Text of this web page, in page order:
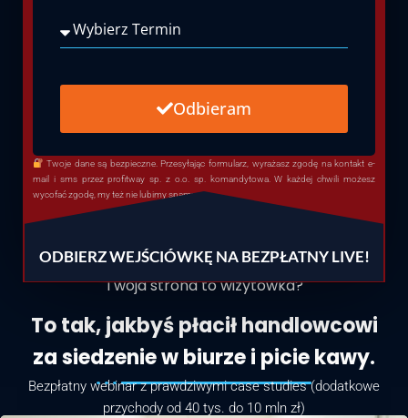
Twoja strona to wizytówka?
To tak, jakbyś płacił handlowcowi
za siedzenie w biurze i picie kawy.
Bezpłatny webinar z prawdziwymi case studies (dodatkowe
przychody od 40 tys. do 10 mln zł)
Twoje dane są bezpieczne. Przesyłając formularz, wyrażasz zgodę na kontakt e-
mail i sms przez profitway sp. z o.o. sp. komandytowa. W każdej chwili możesz
wycofać zgodę, my też nie lubimy spamu.
Odbieram
ODBIERZ WEJŚCIÓWKĘ NA BEZPŁATNY LIVE!